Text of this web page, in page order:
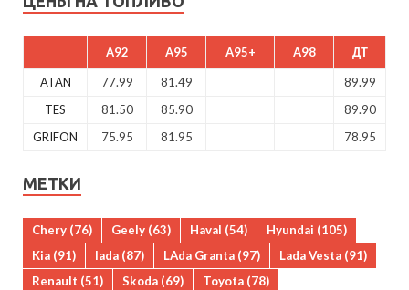
A92 A95 A95+ A98 ДТ
ATAN 77.99 81.49
89.99
TES
81.50 85.90
89.90
GRIFON
75.95 81.95 78.95
МЕТКИ
Chery (76) Geely (63) Haval (54) Hyundai (105)
Kia (91) lada (87) LAda Granta (97) Lada Vesta (91)
Renault (51) Skoda (69) Toyota (78)